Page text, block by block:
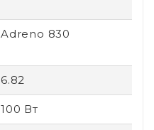
Adreno 830
6.82
100 Вт